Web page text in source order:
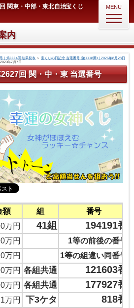
関東・中部・東北自治宝くじ
内
MENU
｜第1114回 結果発表 ＞宝くじの日記念 当選番号 (第1118回)｜2026年8月28日
年7月7日
回 関・中・東 当選番号
額 組
番号
万円 41組 194191番
万円
1等の前後の番号
万円
1等の組違い同番号
万円 各組共通 121603番
万円 各組共通 177927番
1万円 下3ケタ 818番